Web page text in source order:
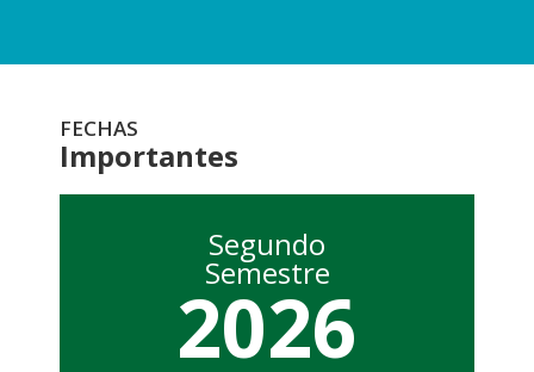
FECHAS
Importantes
Segundo
Semestre
2026